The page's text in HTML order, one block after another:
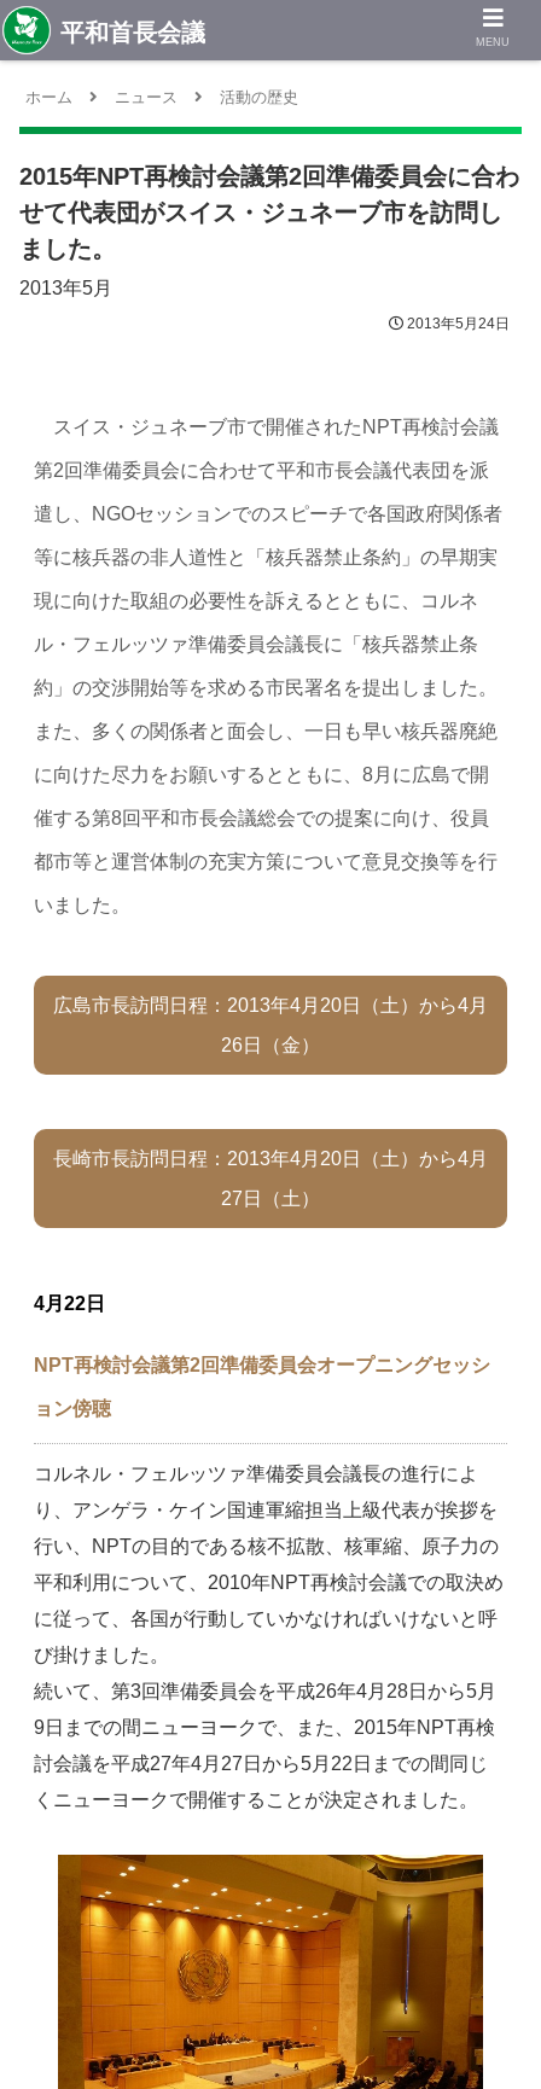
ホーム ニュース 活動の歴史
2015年NPT再検討会議第2回準備委員会に合わ
せて代表団がスイス・ジュネーブ市を訪問し
ました。
2013年5月
2013年5月24日
スイス・ジュネーブ市で開催されたNPT再検討会議
第2回準備委員会に合わせて平和市長会議代表団を派
遣し、NGOセッションでのスピーチで各国政府関係者
等に核兵器の非人道性と「核兵器禁止条約」の早期実
現に向けた取組の必要性を訴えるとともに、コルネ
ル・フェルッツァ準備委員会議長に「核兵器禁止条
約」の交渉開始等を求める市民署名を提出しました。
また、多くの関係者と面会し、一日も早い核兵器廃絶
に向けた尽力をお願いするとともに、8月に広島で開
催する第8回平和市長会議総会での提案に向け、役員
都市等と運営体制の充実方策について意見交換等を行
いました。
広島市長訪問日程：2013年4月20日（土）から4月
26日（金）
長崎市長訪問日程：2013年4月20日（土）から4月
27日（土）
4月22日
NPT再検討会議第2回準備委員会オープニングセッシ
ョン傍聴
コルネル・フェルッツァ準備委員会議長の進行によ
り、アンゲラ・ケイン国連軍縮担当上級代表が挨拶を
行い、NPTの目的である核不拡散、核軍縮、原子力の
平和利用について、2010年NPT再検討会議での取決め
に従って、各国が行動していかなければいけないと呼
び掛けました。
続いて、第3回準備委員会を平成26年4月28日から5月
9日までの間ニューヨークで、また、2015年NPT再検
討会議を平成27年4月27日から5月22日までの間同じ
くニューヨークで開催することが決定されました。
MENU